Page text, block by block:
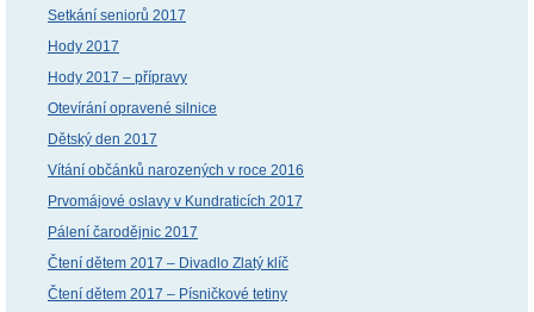
Setkání seniorů 2017
Hody 2017
Hody 2017 – přípravy
Otevírání opravené silnice
Dětský den 2017
Vítání občánků narozených v roce 2016
Prvomájové oslavy v Kundraticích 2017
Pálení čarodějnic 2017
Čtení dětem 2017 – Divadlo Zlatý klíč
Čtení dětem 2017 – Písničkové tetiny